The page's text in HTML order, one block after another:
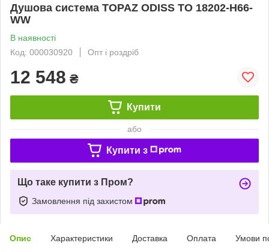
Душова система TOPAZ ODISS TO 18202-H66-
WW
В наявності
Код: 000030920
Опт і роздріб
12 548 ₴
Купити
або
Купити з
Що таке купити з Пром?
Замовлення під захистом
Опис Характеристики Доставка Оплата Умови